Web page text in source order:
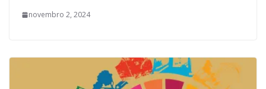
novembro 2, 2024